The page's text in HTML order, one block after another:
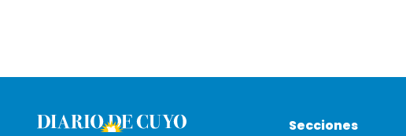
Secciones